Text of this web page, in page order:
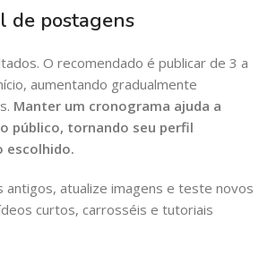
de postagens
O recomendado é publicar de 3 a
aumentando gradualmente
Manter um cronograma ajuda a
público, tornando seu perfil
escolhido.
antigos, atualize imagens e teste novos
curtos, carrosséis e tutoriais